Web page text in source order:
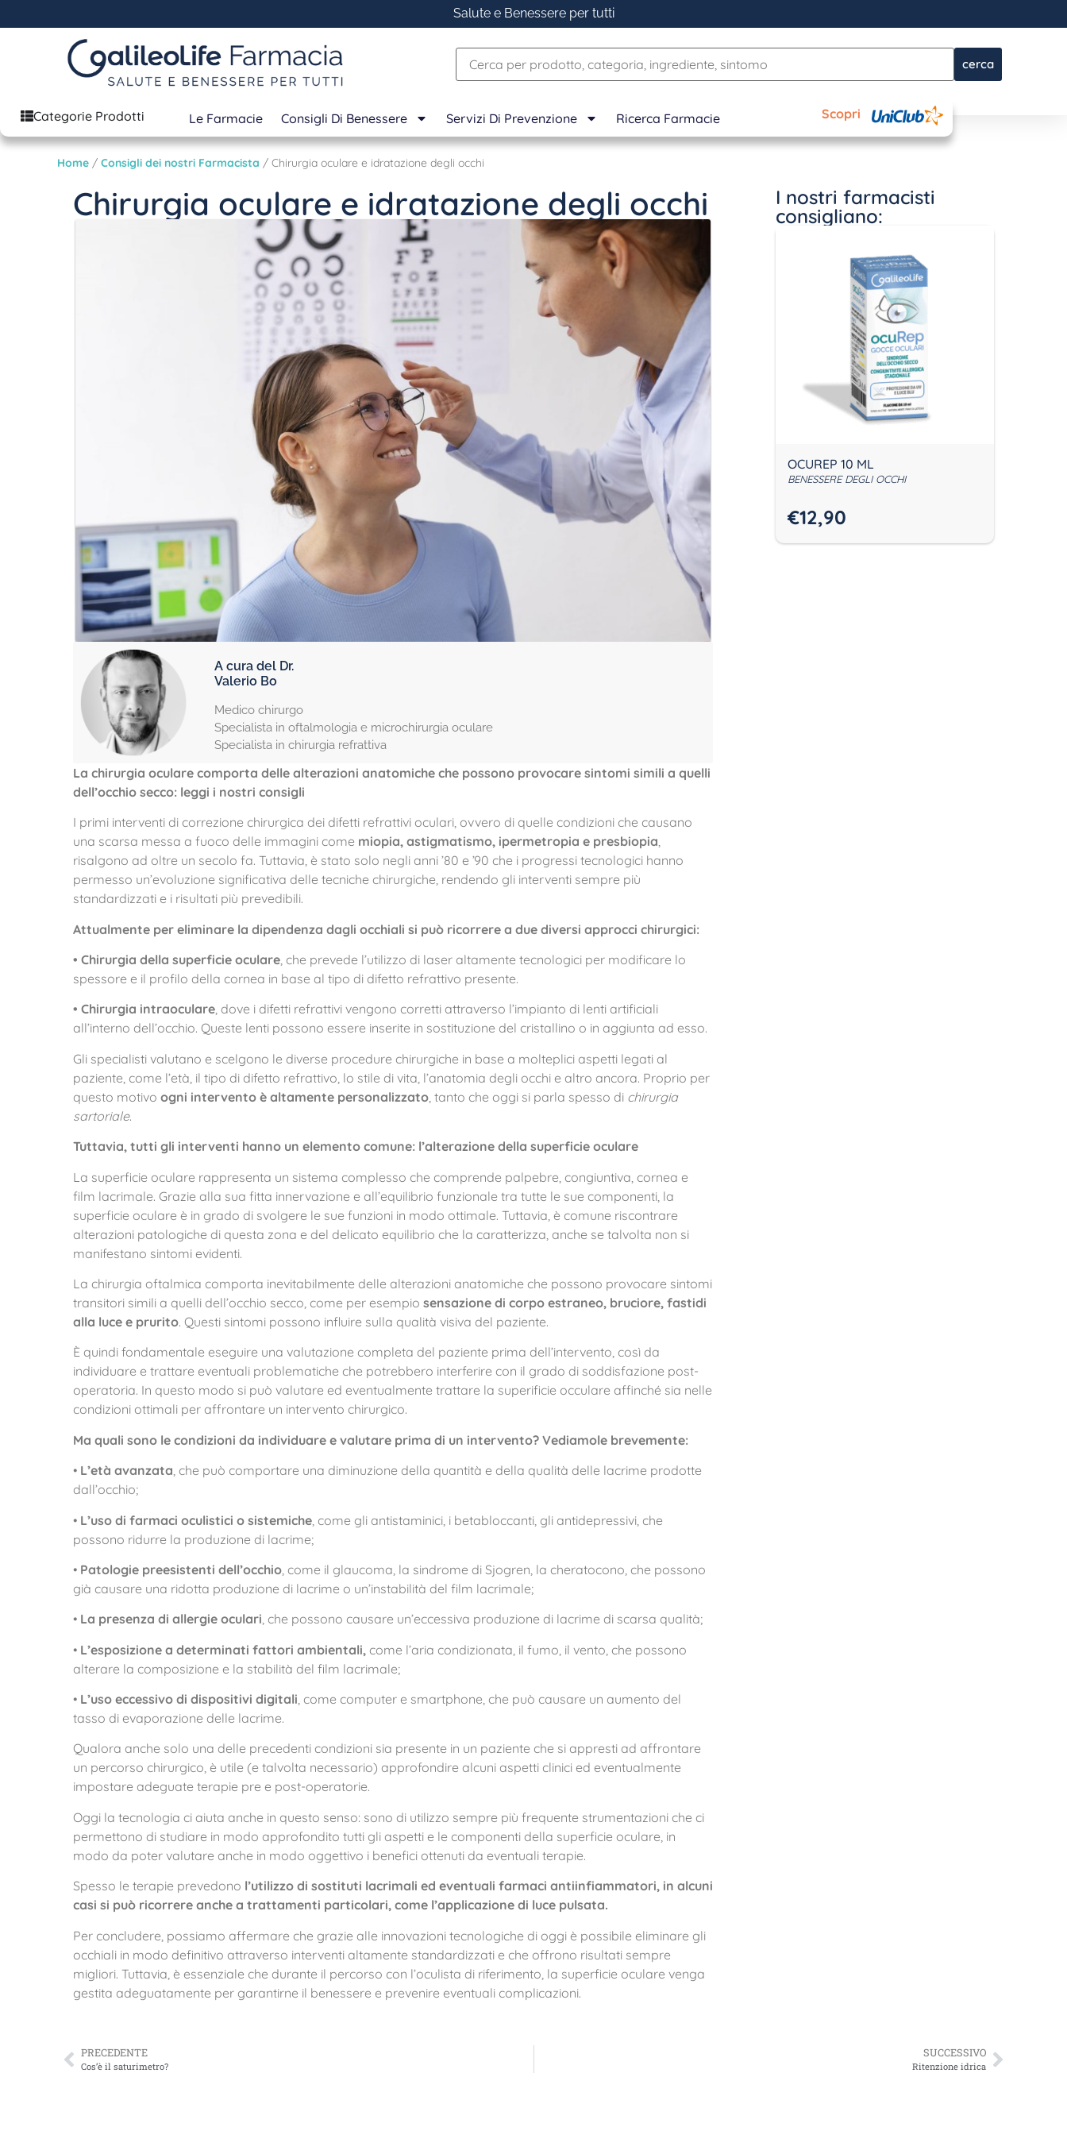
Salute e Benessere per tutti
cerca
Categorie Prodotti Le Farmacie Consigli Di Benessere Servizi Di Prevenzione Ricerca Farmacie Scopri
Home / Consigli dei nostri Farmacista / Chirurgia oculare e idratazione degli occhi
Chirurgia oculare e idratazione degli occhi
A cura del Dr.
Valerio Bo
Medico chirurgo
Specialista in oftalmologia e microchirurgia oculare
Specialista in chirurgia refrattiva
La chirurgia oculare comporta delle alterazioni anatomiche che possono provocare sintomi simili a quelli
dell’occhio secco: leggi i nostri consigli
I primi interventi di correzione chirurgica dei difetti refrattivi oculari, ovvero di quelle condizioni che causano
una scarsa messa a fuoco delle immagini come miopia, astigmatismo, ipermetropia e presbiopia,
risalgono ad oltre un secolo fa. Tuttavia, è stato solo negli anni ’80 e ’90 che i progressi tecnologici hanno
permesso un’evoluzione significativa delle tecniche chirurgiche, rendendo gli interventi sempre più
standardizzati e i risultati più prevedibili.
Attualmente per eliminare la dipendenza dagli occhiali si può ricorrere a due diversi approcci chirurgici:
• Chirurgia della superficie oculare , che prevede l’utilizzo di laser altamente tecnologici per modificare lo
spessore e il profilo della cornea in base al tipo di difetto refrattivo presente.
• Chirurgia intraoculare, dove i difetti refrattivi vengono corretti attraverso l’impianto di lenti artificiali
all’interno dell’occhio. Queste lenti possono essere inserite in sostituzione del cristallino o in aggiunta ad esso.
Gli specialisti valutano e scelgono le diverse procedure chirurgiche in base a molteplici aspetti legati al
paziente, come l’età, il tipo di difetto refrattivo, lo stile di vita, l’anatomia degli occhi e altro ancora. Proprio per
questo motivo ogni intervento è altamente personalizzato , tanto che oggi si parla spesso di chirurgia
sartoriale.
Tuttavia, tutti gli interventi hanno un elemento comune: l’alterazione della superficie oculare
La superficie oculare rappresenta un sistema complesso che comprende palpebre, congiuntiva, cornea e
film lacrimale. Grazie alla sua fitta innervazione e all’equilibrio funzionale tra tutte le sue componenti, la
superficie oculare è in grado di svolgere le sue funzioni in modo ottimale. Tuttavia, è comune riscontrare
alterazioni patologiche di questa zona e del delicato equilibrio che la caratterizza, anche se talvolta non si
manifestano sintomi evidenti.
La chirurgia oftalmica comporta inevitabilmente delle alterazioni anatomiche che possono provocare sintomi
transitori simili a quelli dell’occhio secco, come per esempio sensazione di corpo estraneo, bruciore, fastidi
alla luce e prurito. Questi sintomi possono influire sulla qualità visiva del paziente.
È quindi fondamentale eseguire una valutazione completa del paziente prima dell’intervento, così da
individuare e trattare eventuali problematiche che potrebbero interferire con il grado di soddisfazione post-
operatoria. In questo modo si può valutare ed eventualmente trattare la superificie occulare affinché sia nelle
condizioni ottimali per affrontare un intervento chirurgico.
Ma quali sono le condizioni da individuare e valutare prima di un intervento? Vediamole brevemente:
• L’età avanzata, che può comportare una diminuzione della quantità e della qualità delle lacrime prodotte
dall’occhio;
• L’uso di farmaci oculistici o sistemiche , come gli antistaminici, i betabloccanti, gli antidepressivi, che
possono ridurre la produzione di lacrime;
• Patologie preesistenti dell’occhio , come il glaucoma, la sindrome di Sjogren, la cheratocono, che possono
già causare una ridotta produzione di lacrime o un’instabilità del film lacrimale;
• La presenza di allergie oculari, che possono causare un’eccessiva produzione di lacrime di scarsa qualità;
• L’esposizione a determinati fattori ambientali, come l’aria condizionata, il fumo, il vento, che possono
alterare la composizione e la stabilità del film lacrimale;
• L’uso eccessivo di dispositivi digitali, come computer e smartphone, che può causare un aumento del
tasso di evaporazione delle lacrime.
Qualora anche solo una delle precedenti condizioni sia presente in un paziente che si appresti ad affrontare
un percorso chirurgico, è utile (e talvolta necessario) approfondire alcuni aspetti clinici ed eventualmente
impostare adeguate terapie pre e post-operatorie.
Oggi la tecnologia ci aiuta anche in questo senso: sono di utilizzo sempre più frequente strumentazioni che ci
permettono di studiare in modo approfondito tutti gli aspetti e le componenti della superficie oculare, in
modo da poter valutare anche in modo oggettivo i benefici ottenuti da eventuali terapie.
Spesso le terapie prevedono l’utilizzo di sostituti lacrimali ed eventuali farmaci antiinfiammatori, in alcuni
casi si può ricorrere anche a trattamenti particolari, come l’applicazione di luce pulsata.
Per concludere, possiamo affermare che grazie alle innovazioni tecnologiche di oggi è possibile eliminare gli
occhiali in modo definitivo attraverso interventi altamente standardizzati e che offrono risultati sempre
migliori. Tuttavia, è essenziale che durante il percorso con l’oculista di riferimento, la superficie oculare venga
gestita adeguatamente per garantirne il benessere e prevenire eventuali complicazioni.
I nostri farmacisti
consigliano:
OCUREP 10 ML
BENESSERE DEGLI OCCHI
€12,90
PRECEDENTE
Cos’è il saturimetro?
SUCCESSIVO
Ritenzione idrica